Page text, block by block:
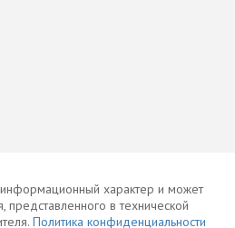
характер и может
представленного в технической
Политика конфиденциальности